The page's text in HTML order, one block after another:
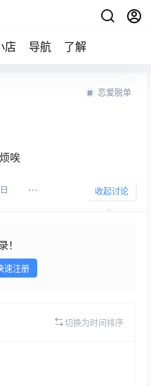
店 导航 了解
恋爱脱单
唉
收起讨论
！
速注册
切换为时间排序